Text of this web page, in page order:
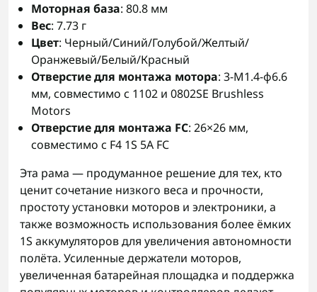
Моторная база: 80.8 мм
Вес: 7.73 г
Цвет: Черный/Синий/Голубой/Желтый/
Оранжевый/Белый/Красный
Отверстие для монтажа мотора: 3-M1.4-φ6.6
мм, совместимо с 1102 и 0802SE Brushless
Motors
Отверстие для монтажа FC: 26×26 мм,
совместимо с F4 1S 5A FC
Эта рама — продуманное решение для тех, кто
ценит сочетание низкого веса и прочности,
простоту установки моторов и электроники, а
также возможность использования более ёмких
1S аккумуляторов для увеличения автономности
полёта. Усиленные держатели моторов,
увеличенная батарейная площадка и поддержка